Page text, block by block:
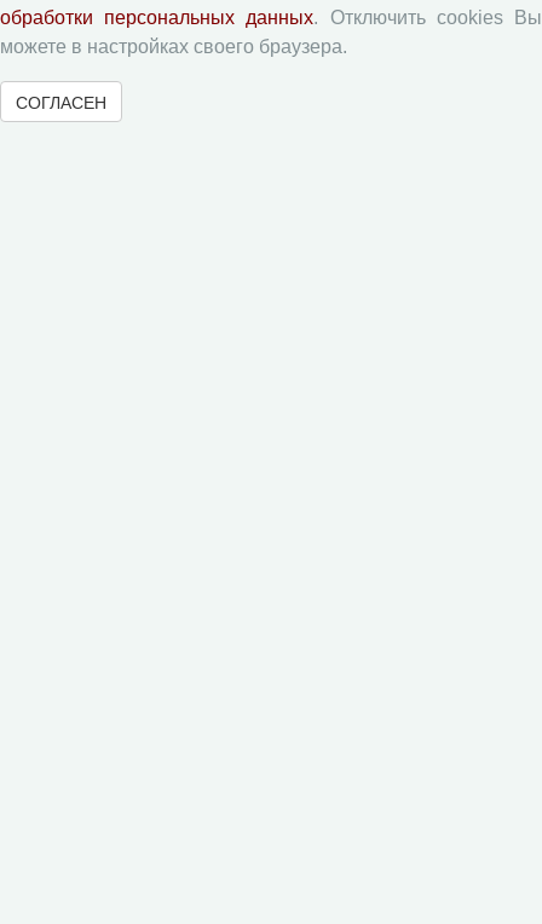
Правила для авторов
Типовой лицензионный договор
Согласие на обработку персональных данных
обработки персональных данных. Отключить cookies Вы
можете в настройках своего браузера.
СОГЛАСЕН